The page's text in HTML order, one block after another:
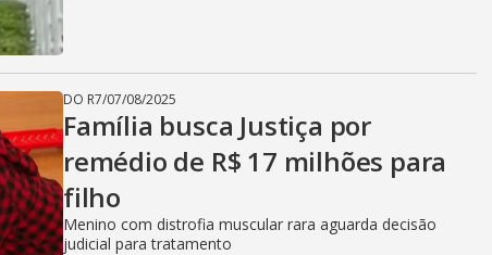
DO R7/07/08/2025
Família busca Justiça por
remédio de R$ 17 milhões para
filho
Menino com distrofia muscular rara aguarda decisão
judicial para tratamento